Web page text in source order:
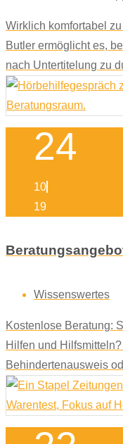
Wirklich komfortabel
Butler ermöglicht es,
nach Untertitelung zu
24
10
19
Wissenswertes
Kostenlose Beratung:
Hilfen und
Behindertenausweis